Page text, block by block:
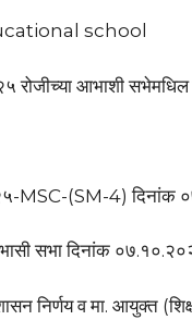
school
आभाशी सभेमधिल
MSC-(SM-4) दिनांक
सभा दिनांक
निर्णय व मा. आयुक्त